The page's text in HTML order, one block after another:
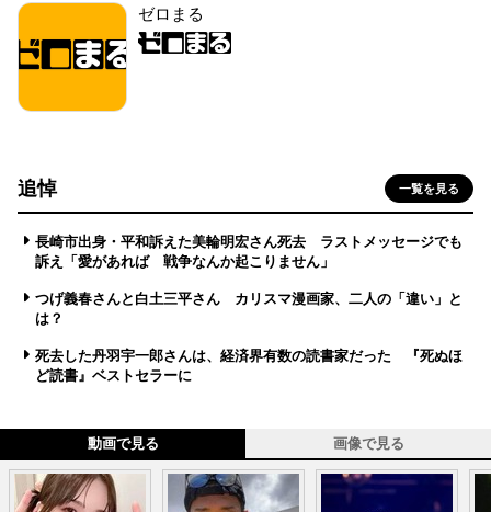
ゼロまる
追悼 一覧を見る
長崎市出身・平和訴えた美輪明宏さん死去 ラストメッセージでも
訴え「愛があれば 戦争なんか起こりません」
つげ義春さんと白土三平さん カリスマ漫画家、二人の「違い」と
は？
死去した丹羽宇一郎さんは、経済界有数の読書家だった 『死ぬほ
ど読書』ベストセラーに
動画で見る 画像で見る